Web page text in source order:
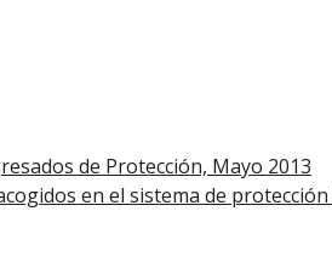
de Protección, Mayo 2013
en el sistema de